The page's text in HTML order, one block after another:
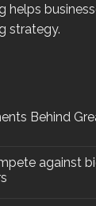
helps
strategy.
Behind
against